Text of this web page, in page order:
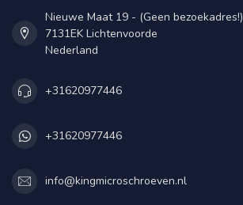
Nieuwe Maat 19 - (Geen bezoekadres!)
7131EK Lichtenvoorde
Nederland
+31620977446
+31620977446
info@kingmicroschroeven.nl